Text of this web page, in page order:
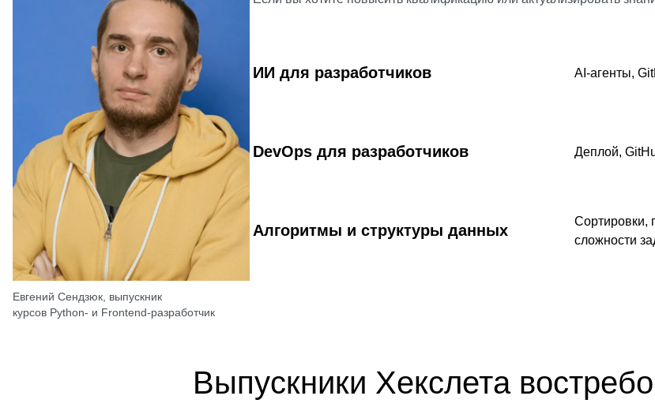
Евгений Сендзюк, выпускник
курсов Python- и Frontend-разработчик
ИИ для разработчиков AI-агенты,
DevOps для разработчиков Деплой,
Алгоритмы и структуры данных
Сортировки,
сложности
Выпускники Хекслета